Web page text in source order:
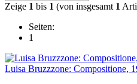
Zeige 1 bis 1 (von insgesamt 1
Seiten:
1
Luisa Bruzzzone: Compositione,